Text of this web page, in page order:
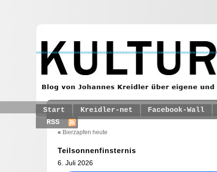
Start Kreidler-net
Facebook-Wall
RSS
« Bierzapfen heute
Teilsonnenfinsternis
6. Juli 2026